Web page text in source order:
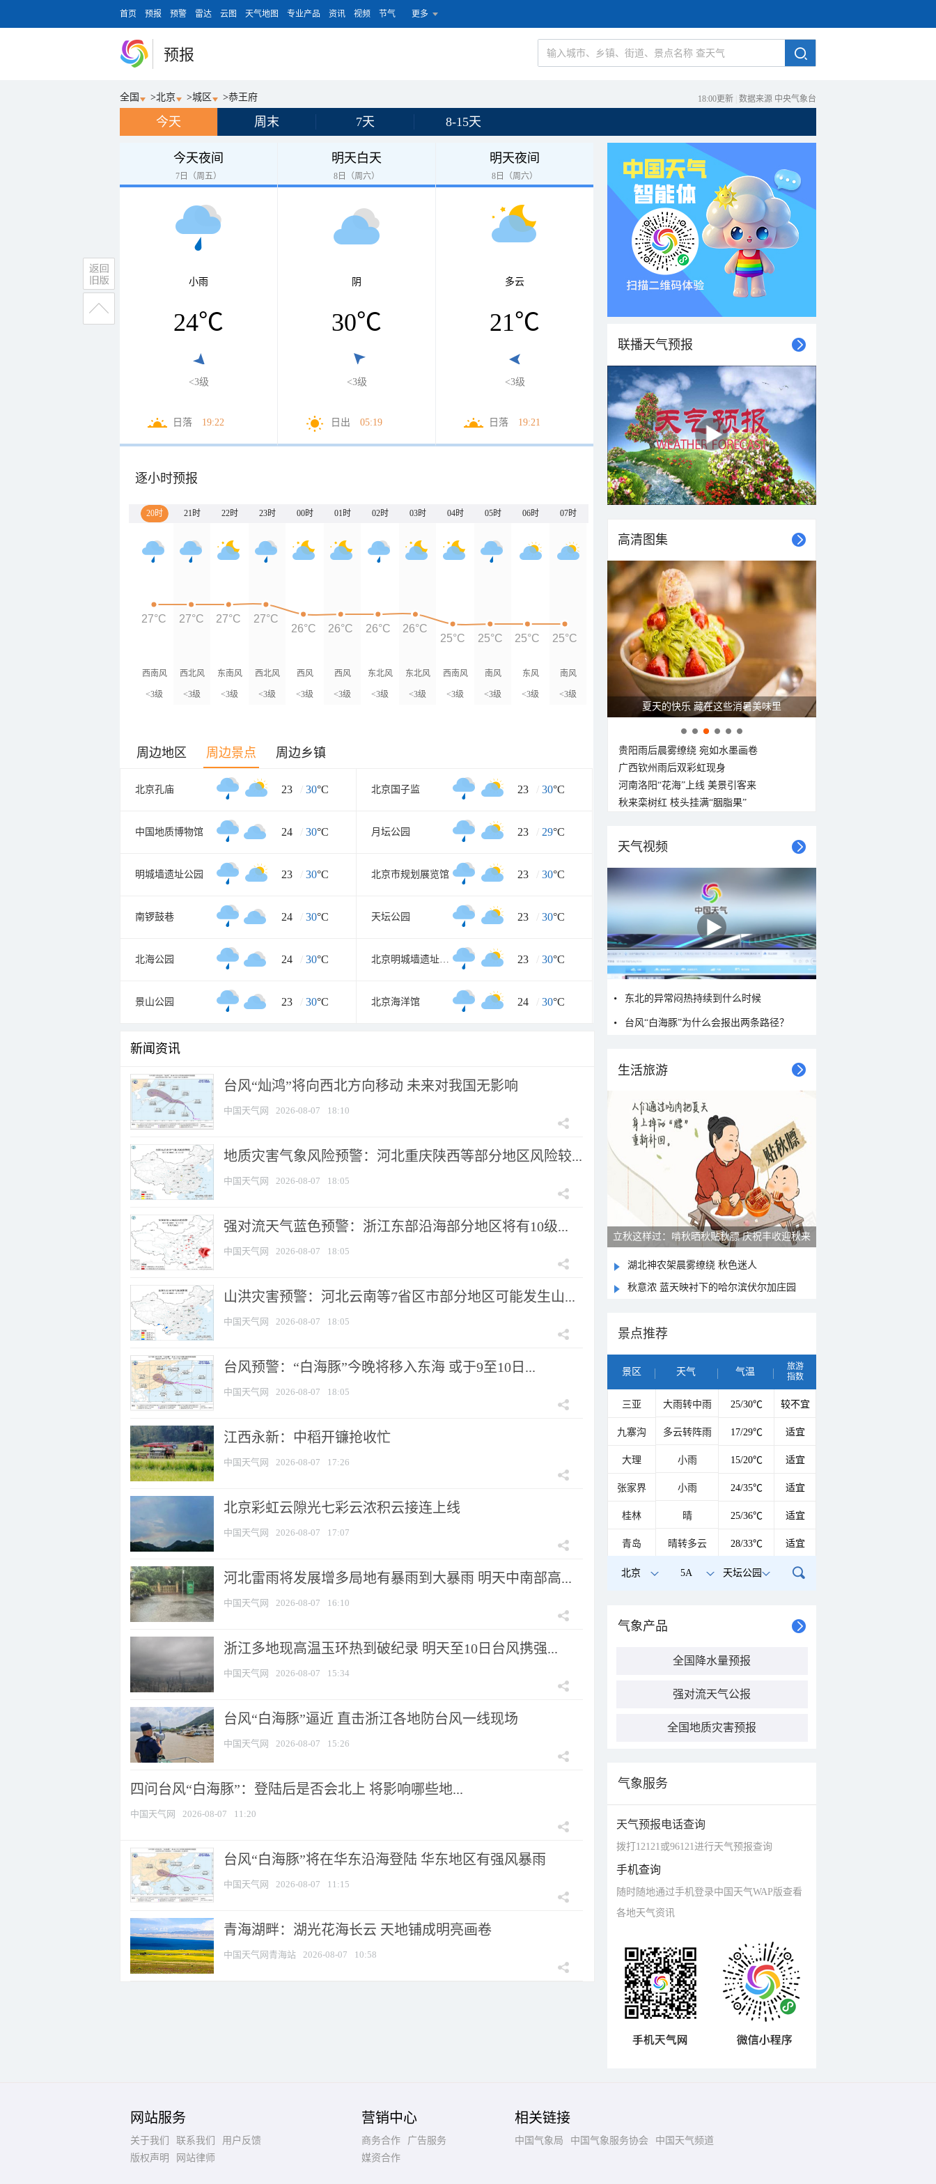
首页 预报 预警 雷达 云图 天气地图 专业产品 资讯 视频 节气 更多
预报
全国 >北京 >城区 >恭王府 18:00更新 数据来源 中央气象台
今天 周末 7天 8-15天
今天夜间
7日（周五）
小雨
24℃
<3级
日落 19:22
明天白天
8日（周六）
阴
30℃
<3级
日出 05:19
明天夜间
8日（周六）
多云
21℃
<3级
日落 19:21
逐小时预报
20时 21时 22时 23时 00时 01时 02时 03时 04时 05时 06时 07时
西南风
<3级
西北风
<3级
东南风
<3级
西北风
<3级
西风
<3级
西风
<3级
东北风
<3级
东北风
<3级
西南风
<3级
南风
<3级
东风
<3级
南风
<3级
27°C 27°C 27°C
27°C
26°C
26°C 26°C
26°C
25°C
25°C 25°C 25°C
周边地区 周边景点 周边乡镇
北京孔庙 23 / 30°C 北京国子监 23 / 30°C
中国地质博物馆 24 / 30°C 月坛公园 23 / 29°C
明城墙遗址公园 23 / 30°C 北京市规划展览馆 23 / 30°C
南锣鼓巷 24 / 30°C 天坛公园 23 / 30°C
北海公园 24 / 30°C 北京明城墙遗址公园 23 / 30°C
景山公园 23 / 30°C 北京海洋馆 24 / 30°C
新闻资讯
台风“灿鸿”将向西北方向移动 未来对我国无影响
中国天气网 2026-08-07 18:10
地质灾害气象风险预警：河北重庆陕西等部分地区风险较...
中国天气网 2026-08-07 18:05
强对流天气蓝色预警：浙江东部沿海部分地区将有10级...
中国天气网 2026-08-07 18:05
山洪灾害预警：河北云南等7省区市部分地区可能发生山...
中国天气网 2026-08-07 18:05
台风预警：“白海豚”今晚将移入东海 或于9至10日...
中国天气网 2026-08-07 18:05
江西永新：中稻开镰抢收忙
中国天气网 2026-08-07 17:26
北京彩虹云隙光七彩云浓积云接连上线
中国天气网 2026-08-07 17:07
河北雷雨将发展增多局地有暴雨到大暴雨 明天中南部高...
中国天气网 2026-08-07 16:10
浙江多地现高温玉环热到破纪录 明天至10日台风携强...
中国天气网 2026-08-07 15:34
台风“白海豚”逼近 直击浙江各地防台风一线现场
中国天气网 2026-08-07 15:26
四问台风“白海豚”：登陆后是否会北上 将影响哪些地...
中国天气网 2026-08-07 11:20
台风“白海豚”将在华东沿海登陆 华东地区有强风暴雨
中国天气网 2026-08-07 11:15
青海湖畔：湖光花海长云 天地铺成明亮画卷
中国天气网青海站 2026-08-07 10:58
联播天气预报
高清图集
夏天的快乐 藏在这些消暑美味里
贵阳雨后晨雾缭绕 宛如水墨画卷
广西钦州雨后双彩虹现身
河南洛阳“花海”上线 美景引客来
秋来栾树红 枝头挂满“胭脂果”
天气视频
东北的异常闷热持续到什么时候
台风“白海豚”为什么会报出两条路径？
生活旅游
立秋这样过：啃秋晒秋贴秋膘 庆祝丰收迎秋来
湖北神农架晨雾缭绕 秋色迷人
秋意浓 蓝天映衬下的哈尔滨伏尔加庄园
景点推荐
景区 天气 气温
旅游
指数
三亚 大雨转中雨 25/30℃ 较不宜
九寨沟 多云转阵雨 17/29℃ 适宜
大理 小雨 15/20℃ 适宜
张家界 小雨 24/35℃ 适宜
桂林 晴 25/36℃ 适宜
青岛 晴转多云 28/33℃ 适宜
北京 5A 天坛公园
气象产品
全国降水量预报
强对流天气公报
全国地质灾害预报
气象服务
天气预报电话查询
拨打12121或96121进行天气预报查询
手机查询
随时随地通过手机登录中国天气WAP版查看
各地天气资讯
网站服务
关于我们 联系我们
用户反馈
版权声明
网站律师
营销中心
商务合作
广告服务
媒资合作
相关链接
中国气象局 中国气象服务协会 中国天气频道